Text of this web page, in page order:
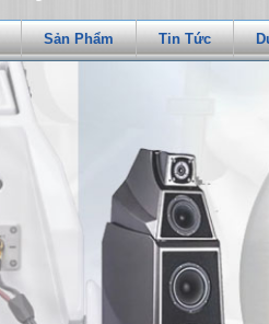
Sản Phẩm Tin Tức